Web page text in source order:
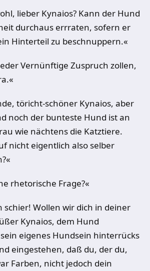
lieber Kynaios? Kann der Hund
durchaus errraten, sofern er
Hinterteil zu beschnuppern.«
Vernünftige Zuspruch zollen,
töricht-schöner Kynaios, aber
noch der bunteste Hund ist an
wie nächtens die Katztiere.
nicht eigentlich also selber
rhetorische Frage?«
schier! Wollen wir dich in deiner
Kynaios, dem Hund
eigenes Hundsein hinterrücks
eingestehen, daß du, der du,
Farben, nicht jedoch dein